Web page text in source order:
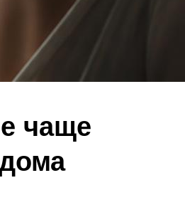
чаще